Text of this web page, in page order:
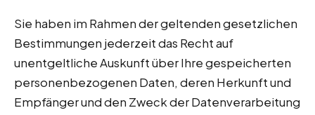
Sie haben im Rahmen der geltenden gesetzlichen
Bestimmungen jederzeit das Recht auf
unentgeltliche Auskunft über Ihre gespeicherten
personenbezogenen Daten, deren Herkunft und
Empfänger und den Zweck der Datenverarbeitung